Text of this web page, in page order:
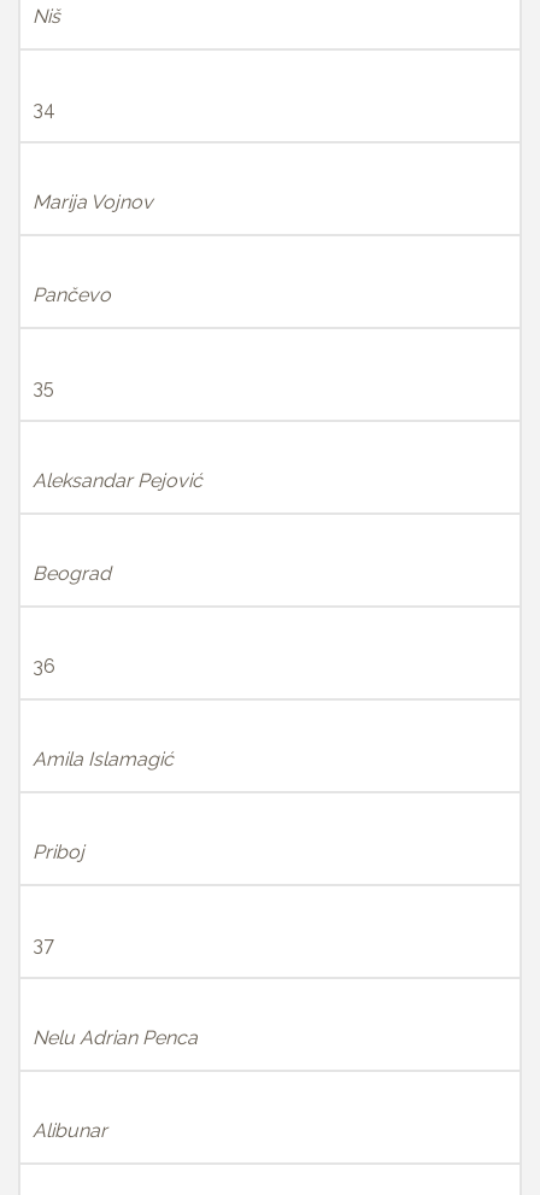
Niš
34
Marija Vojnov
Pančevo
35
Aleksandar Pejović
Beograd
36
Amila Islamagić
Priboj
37
Nelu Adrian Penca
Alibunar